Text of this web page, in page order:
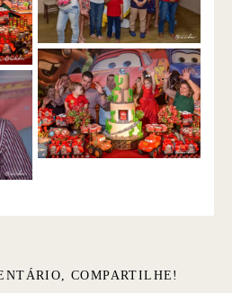
COMPARTILHE!